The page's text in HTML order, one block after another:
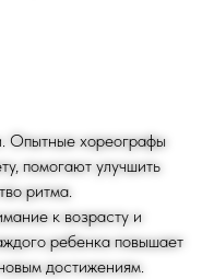
Опытные хореографы
помогают улучшить
ритма.
к возрасту и
ребенка повышает
достижениям.